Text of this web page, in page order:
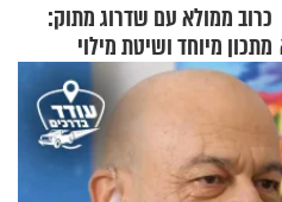
כרוב ממולא עם שדרוג מתוק:
מתכון מיוחד ושיטת מילוי
שאתם חייבים לנסות